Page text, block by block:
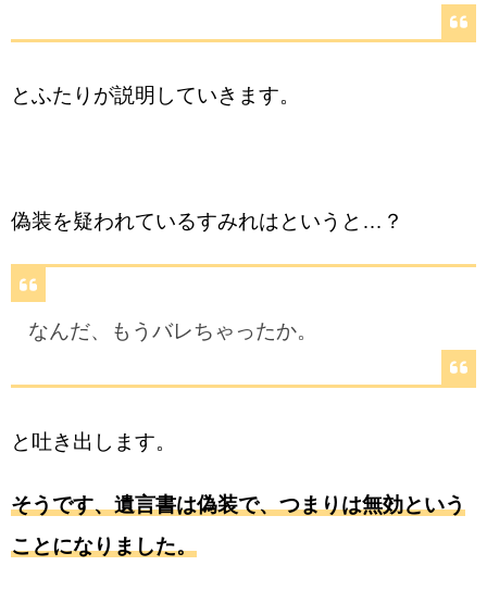
とふたりが説明していきます。
偽装を疑われているすみれはというと…？
なんだ、もうバレちゃったか。
と吐き出します。
そうです、遺言書は偽装で、つまりは無効という
ことになりました。